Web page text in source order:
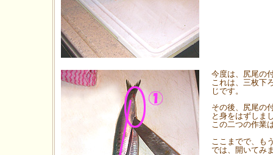
今度は、尻尾の
これは、三枚下
じです。
その後、尻尾の
と身をはずしま
この二つの作業
ここまでで、も
では、開いてみ